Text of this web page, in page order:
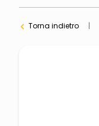
Torna indietro